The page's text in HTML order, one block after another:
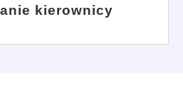
kierownicy